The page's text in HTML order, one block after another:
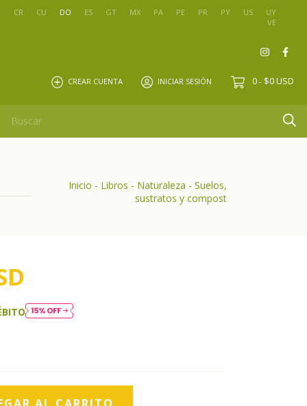
CR CU DO ES GT MX PA PE PR PY US
UY
VE
CREAR CUENTA INICIAR SESIÓN 0 - $0 USD
Inicio - Libros - Naturaleza - Suelos,
sustratos y compost